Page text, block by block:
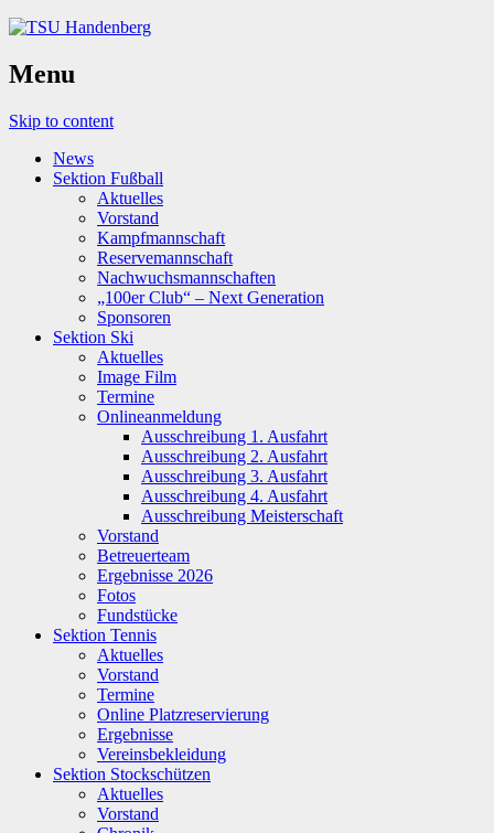
Menu
Skip to content
News
Sektion Fußball
Aktuelles
Vorstand
Kampfmannschaft
Reservemannschaft
Nachwuchsmannschaften
„100er Club“ – Next Generation
Sponsoren
Sektion Ski
Aktuelles
Image Film
Termine
Onlineanmeldung
Ausschreibung 1. Ausfahrt
Ausschreibung 2. Ausfahrt
Ausschreibung 3. Ausfahrt
Ausschreibung 4. Ausfahrt
Ausschreibung Meisterschaft
Vorstand
Betreuerteam
Ergebnisse 2026
Fotos
Fundstücke
Sektion Tennis
Aktuelles
Vorstand
Termine
Online Platzreservierung
Ergebnisse
Vereinsbekleidung
Sektion Stockschützen
Aktuelles
Vorstand